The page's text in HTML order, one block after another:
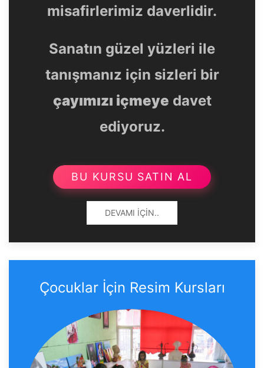
misafirlerimiz daverlidir.
Sanatın güzel yüzleri ile
tanışmanız için sizleri bir
çayımızı içmeye davet
ediyoruz.
BU KURSU SATIN AL
DEVAMI İÇIN..
Çocuklar İçin Resim Kursları